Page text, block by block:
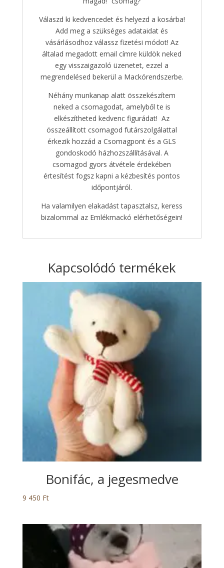
Válaszd ki kedvencedet és helyezd a kosárba!
Add meg a szükséges adataidat és
vásárlásodhoz válassz fizetési módot! Az
általad megadott email címre küldök neked
egy visszaigazoló üzenetet, ezzel a
megrendelésed bekerül a Mackórendszerbe.
Néhány munkanap alatt összekészítem
neked a csomagodat, amelyből te is
elkészítheted kedvenc figurádat! Az
összeállított csomagod futárszolgálattal
érkezik hozzád a Csomagpont és a GLS
gondoskodó házhozszállításával. A
csomagod gyors átvétele érdekében
értesítést fogsz kapni a kézbesítés pontos
időpontjáról.
Ha valamilyen elakadást tapasztalsz, keress
bizalommal az Emlékmackó elérhetőségein!
Kapcsolódó termékek
Bonifác, a jegesmedve
9 450 Ft